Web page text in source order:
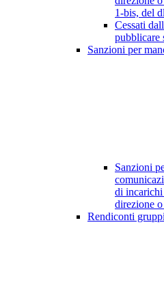
1-bis, del
Cessati
pubblicare
Sanzioni per
Sanzioni
di
direzione
Rendiconti